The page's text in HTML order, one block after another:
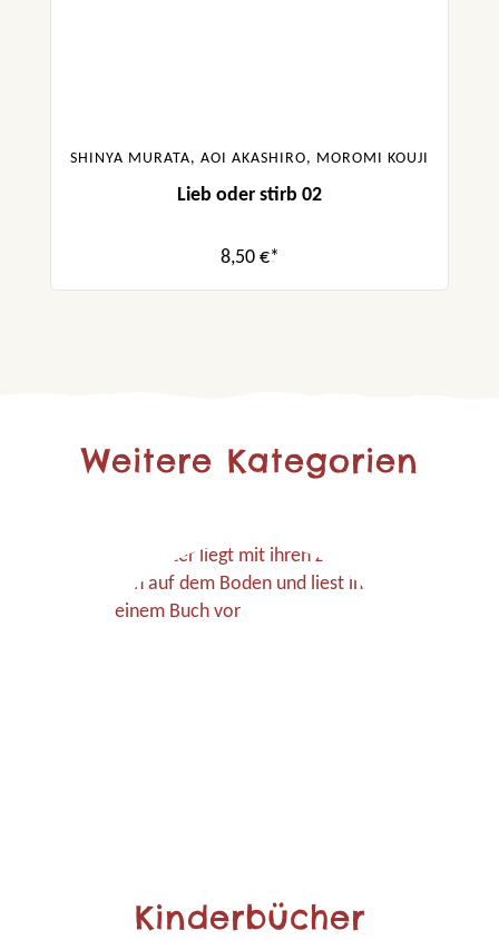
SHINYA MURATA, AOI AKASHIRO, MOROMI KOUJI
Lieb oder stirb 02
8,50 €*
Weitere Kategorien
Kinderbücher